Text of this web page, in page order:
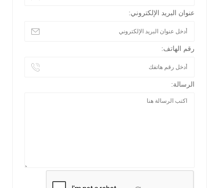
عنوان البريد الإلكتروني:
رقم الهاتف:
الرسالة: